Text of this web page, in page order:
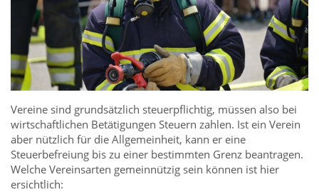
Vereine sind grundsätzlich steuerpflichtig, müssen also bei
wirtschaftlichen Betätigungen Steuern zahlen. Ist ein Verein
aber nützlich für die Allgemeinheit, kann er eine
Steuerbefreiung bis zu einer bestimmten Grenz beantragen.
Welche Vereinsarten gemeinnützig sein können ist hier
ersichtlich: